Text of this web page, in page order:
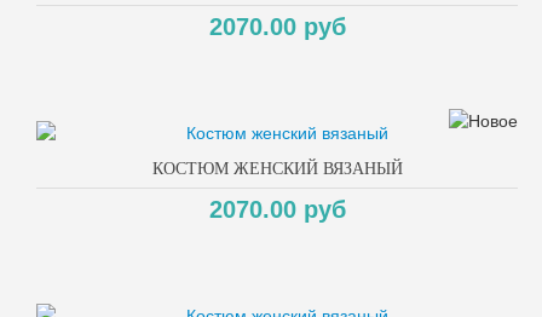
2070.00 руб
КОСТЮМ ЖЕНСКИЙ ВЯЗАНЫЙ
2070.00 руб